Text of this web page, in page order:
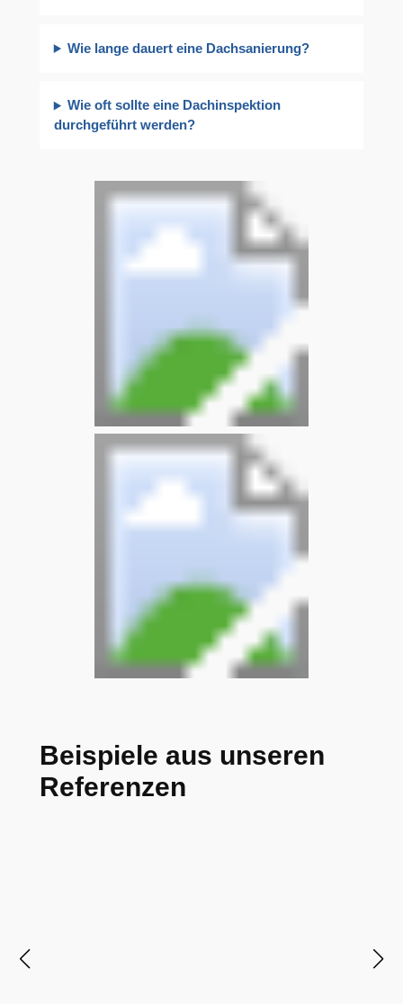
Wie lange dauert eine Dachsanierung?
Wie oft sollte eine Dachinspektion
durchgeführt werden?
Beispiele aus unseren
Referenzen